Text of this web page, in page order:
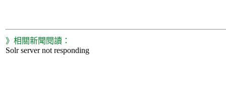
》相關新聞閱讀：
Solr server not responding